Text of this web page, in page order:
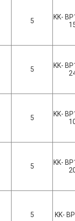
5
KK-
5
KK-
5
KK-
5
KK-
5 KK-